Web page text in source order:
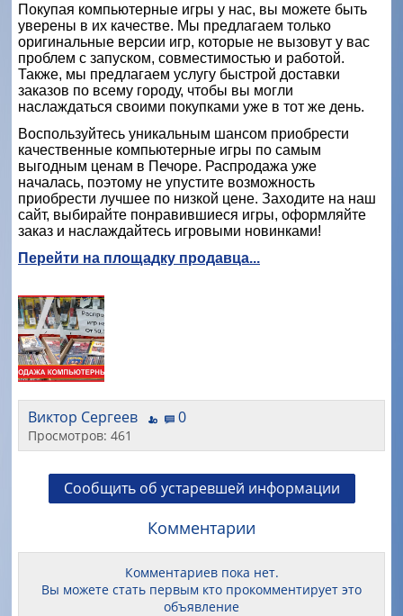
Покупая компьютерные игры у нас, вы можете быть
уверены в их качестве. Мы предлагаем только
оригинальные версии игр, которые не вызовут у вас
проблем с запуском, совместимостью и работой.
Также, мы предлагаем услугу быстрой доставки
заказов по всему городу, чтобы вы могли
наслаждаться своими покупками уже в тот же день.
Воспользуйтесь уникальным шансом приобрести
качественные компьютерные игры по самым
выгодным ценам в Печоре. Распродажа уже
началась, поэтому не упустите возможность
приобрести лучшее по низкой цене. Заходите на наш
сайт, выбирайте понравившиеся игры, оформляйте
заказ и наслаждайтесь игровыми новинками!
Перейти на площадку продавца...
Виктор Сергеев 0
Просмотров: 461
Сообщить об устаревшей информации
Комментарии
Комментариев пока нет.
Вы можете стать первым кто прокомментирует это
объявление